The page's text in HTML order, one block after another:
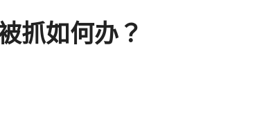
抓如何办？